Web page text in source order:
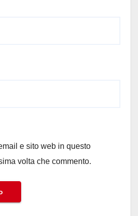
e sito web in questo
volta che commento.